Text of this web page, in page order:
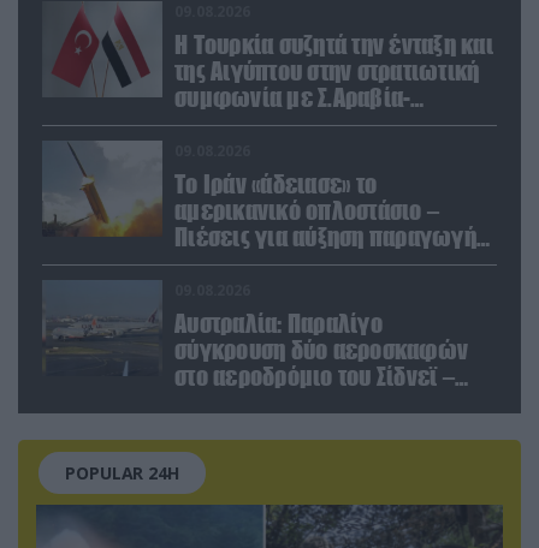
Η Τουρκία συζητά την ένταξη και
της Αιγύπτου στην στρατιωτική
συμφωνία με Σ.Αραβία-
Πακιστάν
Το Ιράν «άδειασε» το
αμερικανικό οπλοστάσιο –
Πιέσεις για αύξηση παραγωγής
Patriot και THAAD
Αυστραλία: Παραλίγο
σύγκρουση δύο αεροσκαφών
στο αεροδρόμιο του Σίδνεϊ –
POPULAR 24H